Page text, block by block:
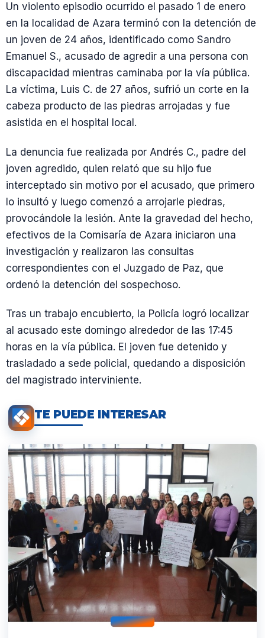
Un violento episodio ocurrido el pasado 1 de enero
en la localidad de Azara terminó con la detención de
un joven de 24 años, identificado como Sandro
Emanuel S., acusado de agredir a una persona con
discapacidad mientras caminaba por la vía pública.
La víctima, Luis C. de 27 años, sufrió un corte en la
cabeza producto de las piedras arrojadas y fue
asistida en el hospital local.
La denuncia fue realizada por Andrés C., padre del
joven agredido, quien relató que su hijo fue
interceptado sin motivo por el acusado, que primero
lo insultó y luego comenzó a arrojarle piedras,
provocándole la lesión. Ante la gravedad del hecho,
efectivos de la Comisaría de Azara iniciaron una
investigación y realizaron las consultas
correspondientes con el Juzgado de Paz, que
ordenó la detención del sospechoso.
Tras un trabajo encubierto, la Policía logró localizar
al acusado este domingo alrededor de las 17:45
horas en la vía pública. El joven fue detenido y
trasladado a sede policial, quedando a disposición
del magistrado interviniente.
TE PUEDE INTERESAR